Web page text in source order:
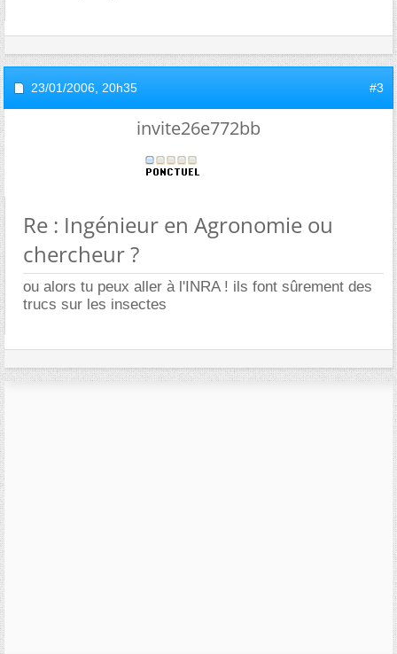
23/01/2006, 20h35 #3
invite26e772bb
Re : Ingénieur en Agronomie ou
chercheur ?
ou alors tu peux aller à l'INRA ! ils font sûrement des
trucs sur les insectes